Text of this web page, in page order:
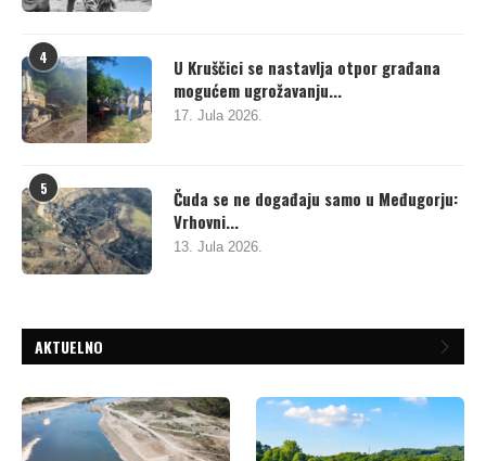
4
U Kruščici se nastavlja otpor građana
mogućem ugrožavanju...
17. Jula 2026.
5
Čuda se ne događaju samo u Međugorju:
Vrhovni...
13. Jula 2026.
AKTUELNO